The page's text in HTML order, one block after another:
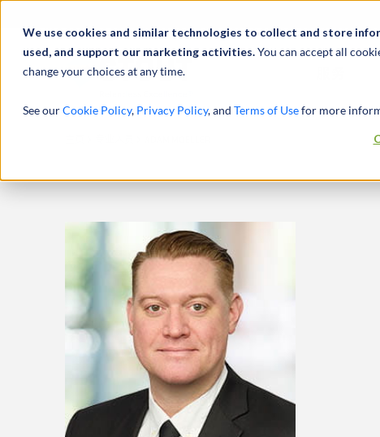
We use cookies and similar technologies to collect and store
used, and support our marketing activities.You can accept all
change your choices at any time.
See ourCookie Policy, Privacy Policy, and Terms of Usefor more